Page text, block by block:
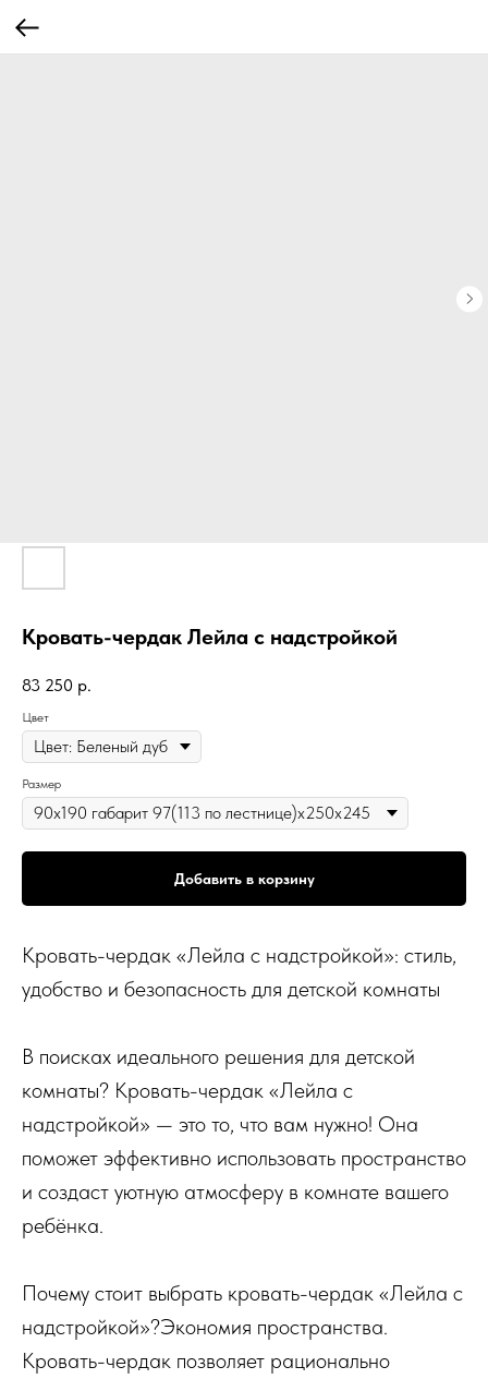
Кровать-чердак Лейла с надстройкой
83 250 р.
Цвет
Размер
Добавить в корзину
Кровать-чердак «Лейла с надстройкой»: стиль,
удобство и безопасность для детской комнаты
В поисках идеального решения для детской
комнаты? Кровать-чердак «Лейла с
надстройкой» — это то, что вам нужно! Она
поможет эффективно использовать пространство
и создаст уютную атмосферу в комнате вашего
ребёнка.
Почему стоит выбрать кровать-чердак «Лейла с
надстройкой»?Экономия пространства.
Кровать-чердак позволяет рационально